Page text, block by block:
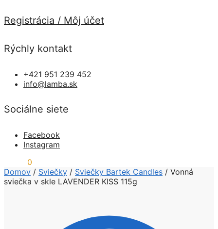
Registrácia / Môj účet
Rýchly kontakt
+421 951 239 452
info@lamba.sk
Sociálne siete
Facebook
Instagram
0
Domov / Sviečky / Sviečky Bartek Candles / Vonná
sviečka v skle LAVENDER KISS 115g